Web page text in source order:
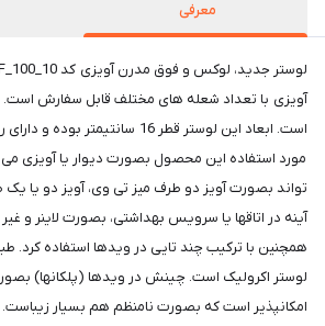
معرفی
آویزی با تعداد شعله های مختلف قابل سفارش است.
مورد استفاده این محصول بصورت دیوار یا آویزی
تواند بصورت آویز دو طرف میز تی وی، آویز دو یا یک
آینه در اتاقها یا سرویس بهداشتی، بصورت لاینر و غیر
همچنین با ترکیب چند تایی در ویدها استفاده کرد.
لوستر اکرولیک است. چینش در ویدها (پلکانها)
امکانپذیر است که بصورت نامنظم هم بسیار